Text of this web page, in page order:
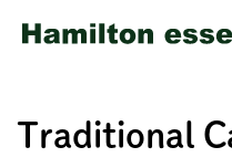
Traditional